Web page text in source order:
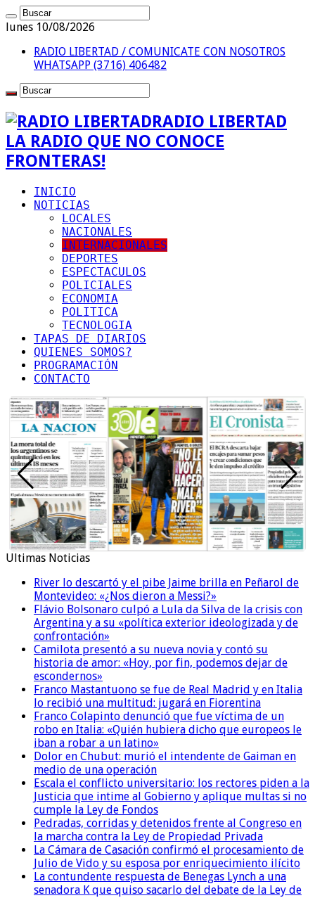
lunes 10/08/2026
RADIO LIBERTAD / COMUNICATE CON NOSOTROS
WHATSAPP (3716) 406482
RADIO LIBERTAD
LA RADIO QUE NO CONOCE
FRONTERAS!
INICIO
NOTICIAS
LOCALES
NACIONALES
INTERNACIONALES
DEPORTES
ESPECTACULOS
POLICIALES
ECONOMIA
POLITICA
TECNOLOGIA
TAPAS DE DIARIOS
QUIENES SOMOS?
PROGRAMACIÓN
CONTACTO
Ultimas Noticias
River lo descartó y el pibe Jaime brilla en Peñarol de
Montevideo: «¿Nos dieron a Messi?»
Flávio Bolsonaro culpó a Lula da Silva de la crisis con
Argentina y a su «política exterior ideologizada y de
confrontación»
Camilota presentó a su nueva novia y contó su
historia de amor: «Hoy, por fin, podemos dejar de
escondernos»
Franco Mastantuono se fue de Real Madrid y en Italia
lo recibió una multitud: jugará en Fiorentina
Franco Colapinto denunció que fue víctima de un
robo en Italia: «Quién hubiera dicho que europeos le
iban a robar a un latino»
Dolor en Chubut: murió el intendente de Gaiman en
medio de una operación
Escala el conflicto universitario: los rectores piden a la
Justicia que intime al Gobierno y aplique multas si no
cumple la Ley de Fondos
Pedradas, corridas y detenidos frente al Congreso en
la marcha contra la Ley de Propiedad Privada
La Cámara de Casación confirmó el procesamiento de
Julio de Vido y su esposa por enriquecimiento ilícito
La contundente respuesta de Benegas Lynch a una
senadora K que quiso sacarlo del debate de la Ley de